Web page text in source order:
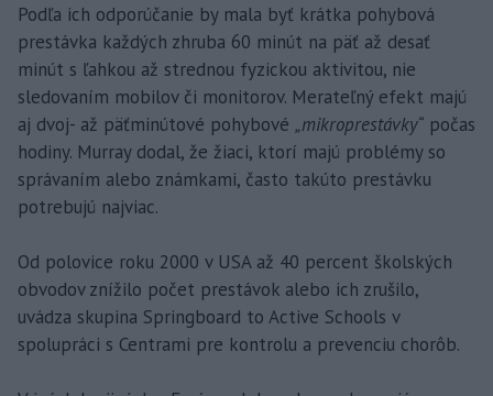
Podľa ich odporúčanie by mala byť krátka pohybová
prestávka každých zhruba 60 minút na päť až desať
minút s ľahkou až strednou fyzickou aktivitou, nie
sledovaním mobilov či monitorov. Merateľný efekt majú
aj dvoj- až päťminútové pohybové „mikroprestávky“ počas
hodiny. Murray dodal, že žiaci, ktorí majú problémy so
správaním alebo známkami, často takúto prestávku
potrebujú najviac.
Od polovice roku 2000 v USA až 40 percent školských
obvodov znížilo počet prestávok alebo ich zrušilo,
uvádza skupina Springboard to Active Schools v
spolupráci s Centrami pre kontrolu a prevenciu chorôb.